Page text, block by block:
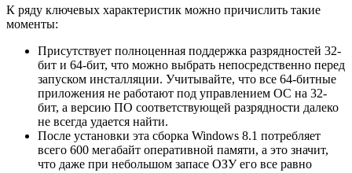
К ряду ключевых характеристик можно причислить такие
моменты:
Присутствует полноценная поддержка разрядностей 32-
бит и 64-бит, что можно выбрать непосредственно перед
запуском инсталляции. Учитывайте, что все 64-битные
приложения не работают под управлением ОС на 32-
бит, а версию ПО соответствующей разрядности далеко
не всегда удается найти.
После установки эта сборка Windows 8.1 потребляет
всего 600 мегабайт оперативной памяти, а это значит,
что даже при небольшом запасе ОЗУ его все равно